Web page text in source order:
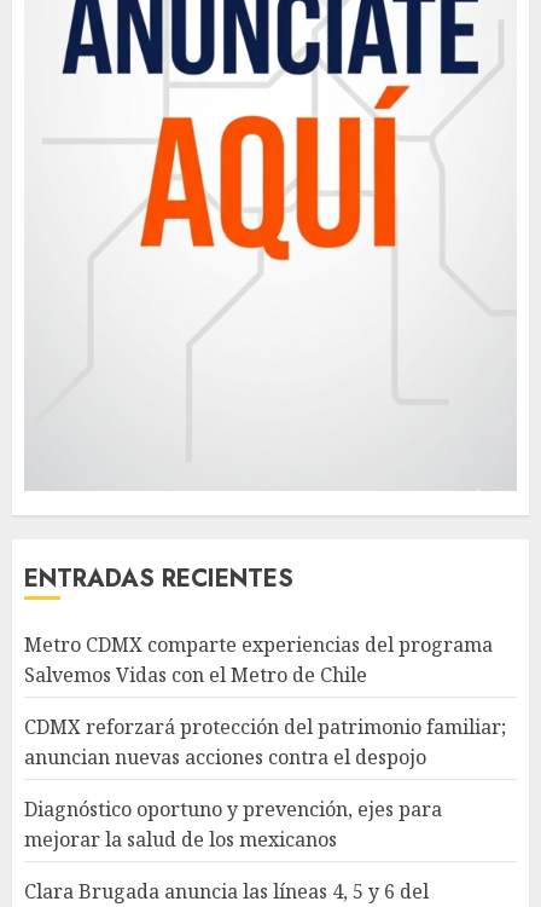
ENTRADAS RECIENTES
Metro CDMX comparte experiencias del programa
Salvemos Vidas con el Metro de Chile
CDMX reforzará protección del patrimonio familiar;
anuncian nuevas acciones contra el despojo
Diagnóstico oportuno y prevención, ejes para
mejorar la salud de los mexicanos
Clara Brugada anuncia las líneas 4, 5 y 6 del